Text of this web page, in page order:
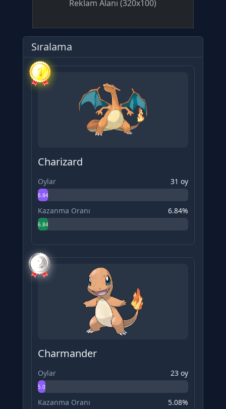
Reklam Alanı (320x100)
Sıralama
Charizard
Oylar 31 oy
6.84%
Kazanma Oranı 6.84%
6.84%
Charmander
Oylar 23 oy
5.08%
Kazanma Oranı 5.08%